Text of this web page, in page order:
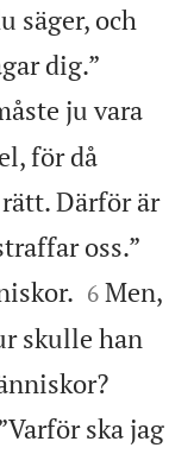
säger, och
dig.”
ju vara
för då
Därför är
oss.”


6 Men,
skulle han

ska jag